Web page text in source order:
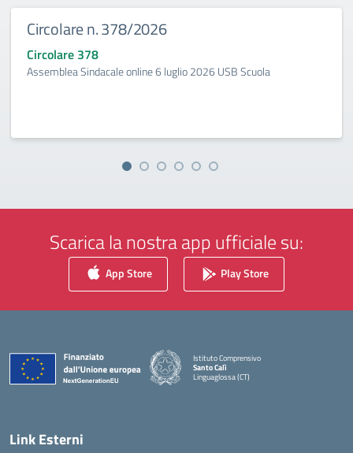
Circolare n. 378/2026
Circolare 378
Assemblea Sindacale online 6 luglio 2026 USB Scuola
Scarica la nostra app ufficiale su:
App Store Play Store
Istituto Comprensivo
Santo Calì
Linguaglossa (CT)
— Visita la pagina iniziale della scuola
Link Esterni